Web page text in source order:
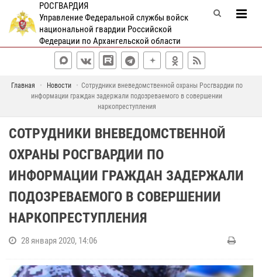
РОСГВАРДИЯ
Управление Федеральной службы войск
национальной гвардии Российской
Федерации по Архангельской области
Главная Новости
Сотрудники вневедомственной охраны Росгвардии по
информации граждан задержали подозреваемого в совершении
наркопреступления
СОТРУДНИКИ ВНЕВЕДОМСТВЕННОЙ
ОХРАНЫ РОСГВАРДИИ ПО
ИНФОРМАЦИИ ГРАЖДАН ЗАДЕРЖАЛИ
ПОДОЗРЕВАЕМОГО В СОВЕРШЕНИИ
НАРКОПРЕСТУПЛЕНИЯ
28 января 2020, 14:06